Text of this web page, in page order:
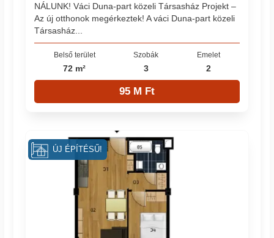
NÁLUNK! Váci Duna-part közeli Társasház Projekt –
Az új otthonok megérkeztek! A váci Duna-part közeli
Társasház...
Belső terület
72 m²
Szobák
3
Emelet
2
95 M Ft
ÚJ ÉPÍTÉSŰ!